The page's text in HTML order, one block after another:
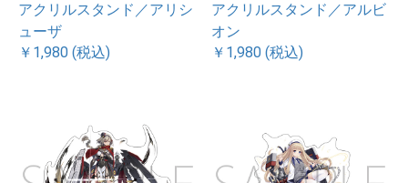
アクリルスタンド／アリシ
ューザ
￥1,980 (税込)
アクリルスタンド／アルビ
オン
￥1,980 (税込)